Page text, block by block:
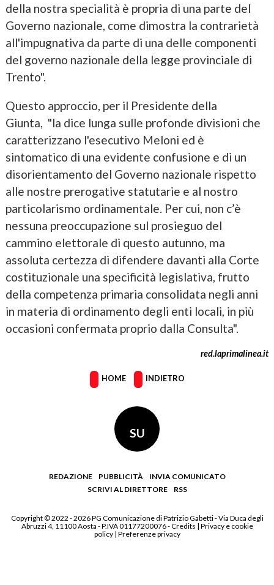
della nostra specialità è propria di una parte del
Governo nazionale, come dimostra la contrarietà
all'impugnativa da parte di una delle componenti
del governo nazionale della legge provinciale di
Trento".
Questo approccio, per il Presidente della
Giunta, "la dice lunga sulle profonde divisioni che
caratterizzano l'esecutivo Meloni ed è
sintomatico di una evidente confusione e di un
disorientamento del Governo nazionale rispetto
alle nostre prerogative statutarie e al nostro
particolarismo ordinamentale. Per cui, non c’è
nessuna preoccupazione sul prosieguo del
cammino elettorale di questo autunno, ma
assoluta certezza di difendere davanti alla Corte
costituzionale una specificità legislativa, frutto
della competenza primaria consolidata negli anni
in materia di ordinamento degli enti locali, in più
occasioni confermata proprio dalla Consulta".
red.laprimalinea.it
HOME INDIETRO
SU
REDAZIONE PUBBLICITÀ
INVIA COMUNICATO
SCRIVI AL DIRETTORE
RSS
Copyright © 2022 - 2026 PG Comunicazione di Patrizio Gabetti - Via Duca degli
Abruzzi 4, 11100 Aosta - P.IVA 01177200076 -Credits | Privacy e cookie
policy| Preferenze privacy